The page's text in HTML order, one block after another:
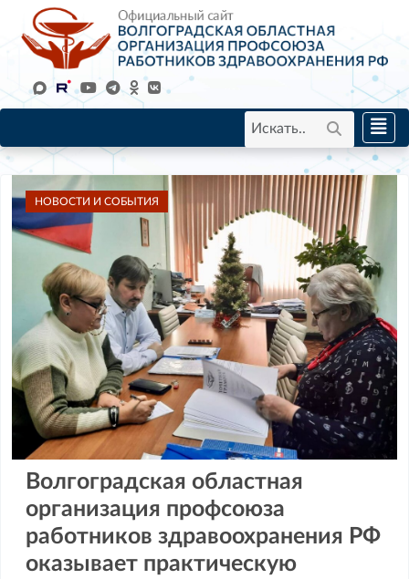
НОВОСТИ И СОБЫТИЯ
Волгоградская областная
организация профсоюза
работников здравоохранения РФ
оказывает практическую